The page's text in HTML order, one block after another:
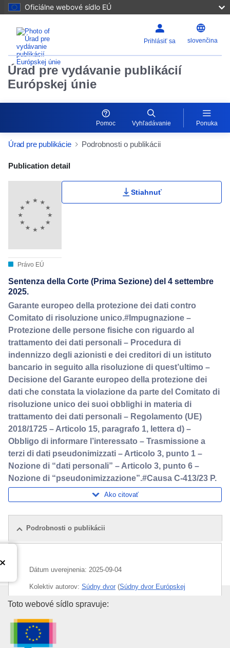
Oficiálne webové sídlo EÚ
Prihlásiť sa slovenčina
Úrad pre vydávanie publikácií
Európskej únie
Pomoc Vyhľadávanie Ponuka
Úrad pre publikácie Podrobnosti o publikácii
Publication Detail Actions Portlet
Publication detail
Právo EÚ
Stiahnuť
Sentenza della Corte (Prima Sezione) del 4 settembre
2025.
Garante europeo della protezione dei dati contro
Comitato di risoluzione unico.#Impugnazione –
Protezione delle persone fisiche con riguardo al
trattamento dei dati personali – Procedura di
indennizzo degli azionisti e dei creditori di un istituto
bancario in seguito alla risoluzione di quest’ultimo –
Decisione del Garante europeo della protezione dei
dati che constata la violazione da parte del Comitato di
risoluzione unico dei suoi obblighi in materia di
trattamento dei dati personali – Regolamento (UE)
2018/1725 – Articolo 15, paragrafo 1, lettera d) –
Obbligo di informare l’interessato – Trasmissione a
terzi di dati pseudonimizzati – Articolo 3, punto 1 –
Nozione di “dati personali” – Articolo 3, punto 6 –
Nozione di “pseudonimizzazione”.#Causa C-413/23 P.
Ako citovať
Podrobnosti o publikácii
Dátum uverejnenia: 2025-09-04
Kolektiv autorov: Súdny dvor (Súdny dvor Európskej
ECLI : ECLI:EU:C:2025:645
Úrad pre vydávanie publikácií
Toto webové sídlo spravuje: